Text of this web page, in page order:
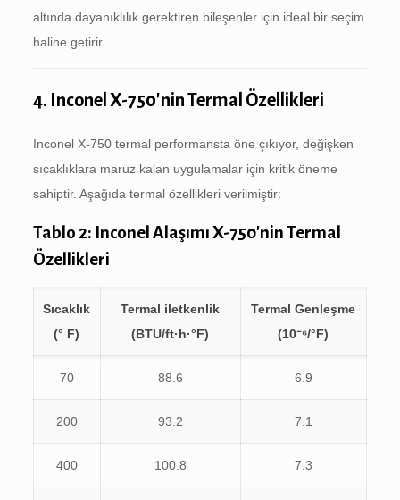
altında dayanıklılık gerektiren bileşenler için ideal bir seçim
haline getirir.
4. Inconel X-750'nin Termal Özellikleri
Inconel X-750 termal performansta öne çıkıyor, değişken
sıcaklıklara maruz kalan uygulamalar için kritik öneme
sahiptir. Aşağıda termal özellikleri verilmiştir:
Tablo 2: Inconel Alaşımı X-750'nin Termal
Özellikleri
Sıcaklık
(° F)
Termal iletkenlik
(BTU/ft·h·°F)
Termal Genleşme
(10⁻⁶/°F)
70 88.6 6.9
200 93.2 7.1
400 100.8 7.3